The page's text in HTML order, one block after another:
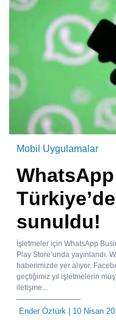
Mobil Uygulamalar
sunuldu!
İşletmeler için WhatsApp
Play Store’unda yayınlandı.
haberimizde yer alıyor.
geçtiğimiz yıl işletmelerin
iletişme...
Ender Öztürk | 10 Nisan